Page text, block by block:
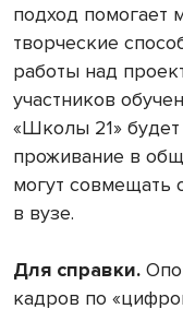
подход помогает
творческие
работы над
участников
«Школы 21» будет
проживание в
могут совмещать
в вузе.
Для справки.
кадров по